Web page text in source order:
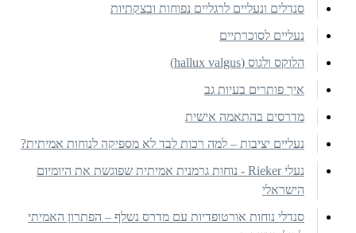
סנדלים ונעליים לרגליים נפוחות ובצקתיות
נעליים לסוכרתיים
הלוקס ולגוס (hallux valgus)
איך פותרים בעיות גב
מדרסים בהתאמה אישית
נעליים יציבות – למה רכות לבד לא מספיקה לנוחות אמיתית?
נעלי Rieker - נוחות גרמנית אמיתית שפוגשת את היומיום
הישראלי
סנדלי נוחות אורטופדיות עם מדרס נשלף – הפתרון האמיתי